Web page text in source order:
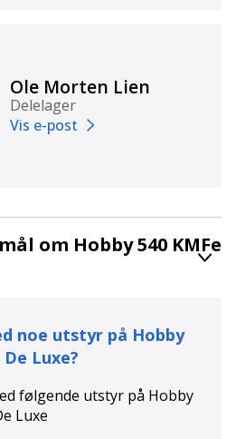
Ole Morten Lien
Delelager
Vis e-post
om Hobby 540 KMFe
noe utstyr på Hobby
De Luxe?
følgende utstyr på Hobby
Luxe